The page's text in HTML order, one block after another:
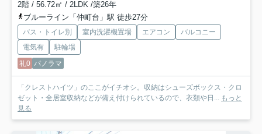
2階 / 56.72㎡ / 2LDK /築26年
ブルーライン「仲町台」駅 徒歩27分
バス・トイレ別 室内洗濯機置場 エアコン
バルコニー
電気有
駐輪場
礼0 パノラマ
「クレストハイツ」のここがイチオシ。収納はシューズボックス・クロ
ゼット・全居室収納などが備え付けられているので、衣類や日... もっと
見る